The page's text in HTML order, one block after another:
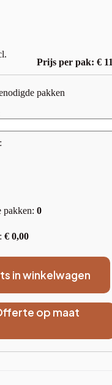
Prijs per pak: €
pakken
pakken: 0
€ 0,00
in winkelwagen
op maat